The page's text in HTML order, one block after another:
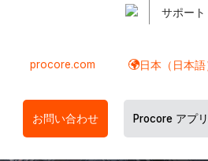
サポート
procore.com 日本（日本語
お問い合わせ Procore アプ